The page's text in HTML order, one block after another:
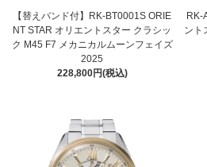
【替えバンド付】RK-BT0001S ORIE
NT STAR オリエントスター クラシッ
ク M45 F7 メカニカルムーンフェイズ
2025
228,800円(税込)
RK-
ント